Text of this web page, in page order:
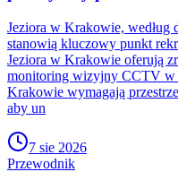
Jeziora w Krakowie, według
stanowią kluczowy punkt
Jeziora w Krakowie oferują
monitoring wizyjny CCTV w
Krakowie wymagają
aby un
7 sie 2026
Przewodnik